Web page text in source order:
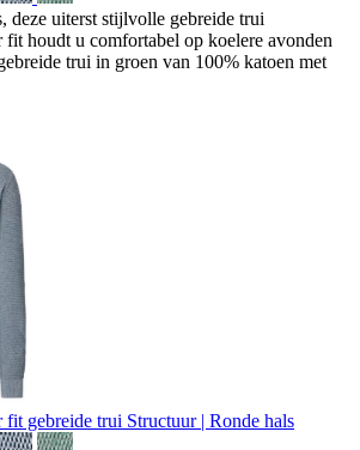
deze uiterst stijlvolle gebreide trui
houdt u comfortabel op koelere avonden
trui in groen van 100% katoen met
gebreide trui Structuur | Ronde hals